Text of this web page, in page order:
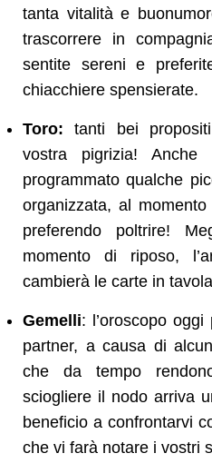
tanta vitalità e
trascorrere in
sentite sereni e
chiacchiere spensierate.
Toro: tanti bei
vostra pigrizia!
programmato qualche
organizzata, al
preferendo poltrire!
momento di riposo,
cambierà le carte in
Gemelli: l’oroscopo
partner, a causa di
che da tempo
sciogliere il nodo arriva
beneficio a confrontarvi
che vi farà notare i vostri